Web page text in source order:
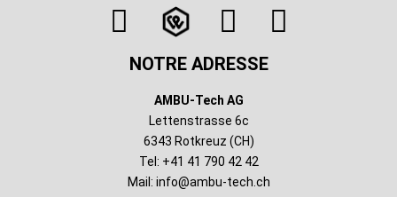
NOTRE ADRESSE
AMBU-Tech AG
Lettenstrasse 6c
6343 Rotkreuz (CH)
Tel: +41 41 790 42 42
Mail: info@ambu-tech.ch